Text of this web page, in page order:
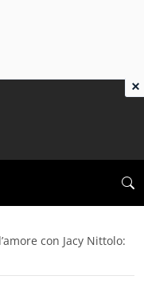
con Jacy Nittolo:
×